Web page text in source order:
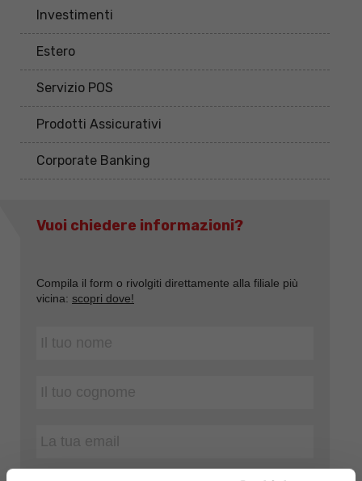
Investimenti
Estero
Servizio POS
Prodotti Assicurativi
Corporate Banking
Vuoi chiedere informazioni?
Compila il form o rivolgiti direttamente alla filiale più
vicina: scopri dove!